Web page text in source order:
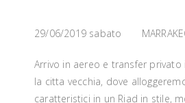
29/06/2019 sabato
Arrivo in aereo e transfer privato
la citta vecchia, dove
caratteristici in un Riad in stile,